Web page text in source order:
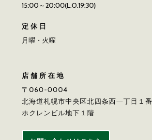
15:00～20:00(L.O.19:30)
定休日
月曜・火曜
店舗所在地
〒060-0004
北海道札幌市中央区北四条西一丁目１番
ホクレンビル地下１階